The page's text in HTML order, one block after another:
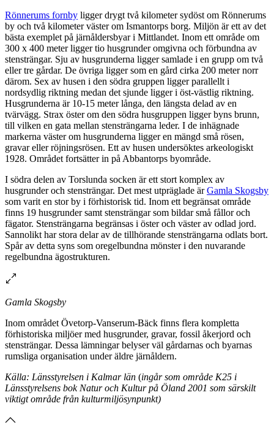
Rönnerums fornby ligger drygt två kilometer sydöst om Rönnerums
by och två kilometer väster om Ismantorps borg. Miljön är ett av det
bästa exemplet på järnåldersbyar i Mittlandet. Inom ett område om
300 x 400 meter ligger tio husgrunder omgivna och förbundna av
stensträngar. Sju av husgrunderna ligger samlade i en grupp om två
eller tre gårdar. De övriga ligger som en gård cirka 200 meter norr
därom. Sex av husen i den södra gruppen ligger parallellt i
nordsydlig riktning medan det sjunde ligger i öst-västlig riktning.
Husgrunderna är 10-15 meter långa, den längsta delad av en
tvärvägg. Strax öster om den södra husgruppen ligger byns brunn,
till vilken en gata mellan stensträngarna leder. I de inhägnade
markerna väster om husgrunderna ligger en mängd små rösen,
gravar eller röjningsrösen. Ett av husen undersöktes arkeologiskt
1928. Området fortsätter in på Abbantorps byområde.
I södra delen av Torslunda socken är ett stort komplex av
husgrunder och stensträngar. Det mest utpräglade ärGamla Skogsby
som varit en stor by i förhistorisk tid. Inom ett begränsat område
finns 19 husgrunder samt stensträngar som bildar små fållor och
fägator. Stensträngarna begränsas i öster och väster av odlad jord.
Sannolikt har stora delar av de tillhörande stensträngarna odlats bort.
Spår av detta syns som oregelbundna mönster i den nuvarande
regelbundna ägostrukturen.
Gamla Skogsby
Inom området Övetorp-Vanserum-Bäck finns flera kompletta
förhistoriska miljöer med husgrunder, gravar, fossil åkerjord och
stensträngar. Dessa lämningar belyser väl gårdarnas och byarnas
rumsliga organisation under äldre järnåldern.
Källa: Länsstyrelsen i Kalmar län (ingår som område K25 i
Länsstyrelsens bok Natur och Kultur på Öland 2001 som särskilt
viktigt område från kulturmiljösynpunkt)